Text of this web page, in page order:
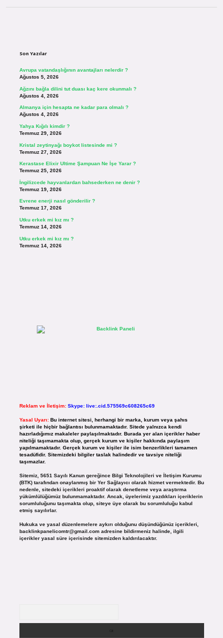
Son Yazılar
Avrupa vatandaşlığının avantajları nelerdir ?
Ağustos 5, 2026
Ağzını bağla dilini tut duası kaç kere okunmalı ?
Ağustos 4, 2026
Almanya için hesapta ne kadar para olmalı ?
Ağustos 4, 2026
Yahya Kığılı kimdir ?
Temmuz 29, 2026
Kristal zeytinyağı boykot listesinde mi ?
Temmuz 27, 2026
Kerastase Elixir Ultime Şampuan Ne İşe Yarar ?
Temmuz 25, 2026
İngilizcede hayvanlardan bahsederken ne denir ?
Temmuz 19, 2026
Evrene enerji nasıl gönderilir ?
Temmuz 17, 2026
Utku erkek mi kız mı ?
Temmuz 14, 2026
Utku erkek mi kız mı ?
Temmuz 14, 2026
Reklam ve İletişim: Skype: live:.cid.575569c608265c69
Yasal Uyarı: Bu internet sitesi, herhangi bir marka, kurum veya şahıs
şirketi ile hiçbir bağlantısı bulunmamaktadır. Sitede yalnızca kendi
hazırladığımız makaleler paylaşılmaktadır. Burada yer alan içerikler haber
niteliği taşımamakta olup, gerçek kurum ve kişiler hakkında paylaşım
yapılmamaktadır. Gerçek kurum ve kişiler ile isim benzerlikleri tamamen
tesadüfidir. Sitemizdeki bilgiler taslak halindedir ve tavsiye niteliği
taşımazlar.
Sitemiz, 5651 Sayılı Kanun gereğince Bilgi Teknolojileri ve İletişim Kurumu
(BTK) tarafından onaylanmış bir Yer Sağlayıcı olarak hizmet vermektedir. Bu
nedenle, sitedeki içerikleri proaktif olarak denetleme veya araştırma
yükümlülüğümüz bulunmamaktadır. Ancak, üyelerimiz yazdıkları içeriklerin
sorumluluğunu taşımakta olup, siteye üye olarak bu sorumluluğu kabul
etmiş sayılırlar.
Hukuka ve yasal düzenlemelere aykırı olduğunu düşündüğünüz içerikleri,
backlinkpanelicomtr@gmail.comadresine bildirmeniz halinde, ilgili
içerikler yasal süre içerisinde sitemizden kaldırılacaktır.